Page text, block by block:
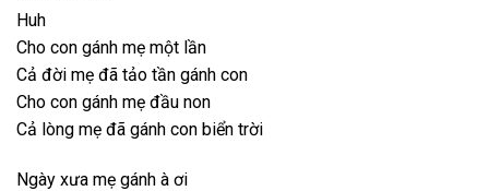
Huh
Cho con gánh mẹ một lần
Cả đời mẹ đã tảo tần gánh con
Cho con gánh mẹ đầu non
Cả lòng mẹ đã gánh con biển trời
Ngày xưa mẹ gánh à ơi